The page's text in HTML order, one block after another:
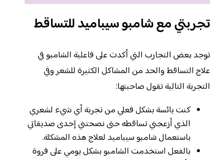
تجربتي مع شامبو سيباميد للتساقط
توجد بعض التجارب التي أكدت على فاعلية الشامبو في
علاج التساقط والحد من المشاكل الكثيرة للشعر وفي
التجربة التالية تقول صاحبتها:
كنت يائسة بشكل فعلي من تجربة أي شيء لشعري
الذي أزعجني تساقطه حتى نصحتني إحدى صديقاتي
باستعمال شامبو سيباميد لعلاج هذه المشكلة.
بالفعل استخدمت الشامبو بشكل يومي على فروة